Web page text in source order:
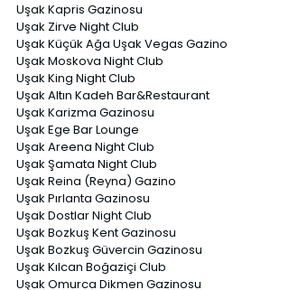
Uşak Kapris Gazinosu
Uşak Zirve Night Club
Uşak Küçük Ağa Uşak Vegas Gazino
Uşak Moskova Night Club
Uşak King Night Club
Uşak Altın Kadeh Bar&Restaurant
Uşak Karizma Gazinosu
Uşak Ege Bar Lounge
Uşak Areena Night Club
Uşak Şamata Night Club
Uşak Reina (Reyna) Gazino
Uşak Pırlanta Gazinosu
Uşak Dostlar Night Club
Uşak Bozkuş Kent Gazinosu
Uşak Bozkuş Güvercin Gazinosu
Uşak Kılcan Boğaziçi Club
Uşak Omurca Dikmen Gazinosu